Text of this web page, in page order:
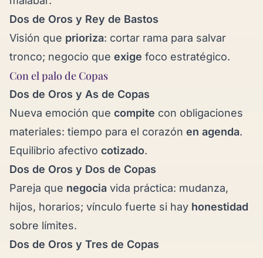
Dos de Oros y Rey de Bastos
Visión que prioriza: cortar rama para salvar
tronco; negocio que exige foco estratégico.
Con el palo de Copas
Dos de Oros y As de Copas
Nueva emoción que compite con obligaciones
materiales: tiempo para el corazón en agenda.
Equilibrio afectivo cotizado.
Dos de Oros y Dos de Copas
Pareja que negocia vida práctica: mudanza,
hijos, horarios; vínculo fuerte si hay honestidad
sobre límites.
Dos de Oros y Tres de Copas